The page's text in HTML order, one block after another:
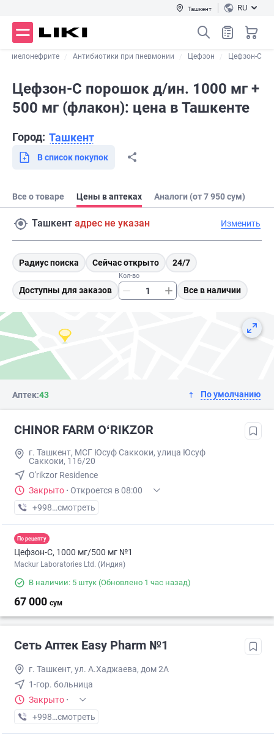
Ташкент RU
пиелонефрите Антибиотики при пневмонии Цефзон Цефзон-С
Цефзон-С порошок д/ин. 1000 мг +
500 мг (флакон): цена в Ташкенте
Город: Ташкент
В список покупок
Все о товаре Цены в аптеках Аналоги (от 7 950 сум)
Ташкент адрес не указан Изменить
Радиус поиска Сейчас открыто 24/7
Доступны для заказов
Кол-во
Все в наличии
Аптек:43 По умолчанию
CHINOR FARM OʻRIKZOR
г. Ташкент, МСГ Юсуф Саккоки, улица Юсуф
Саккоки, 116/20
O'rikzor Residence
Закрыто · Откроется в 08:00
+998 (77) XXX-XX-XX
смотреть
По рецепту
Цефзон-С, 1000 мг/500 мг №1
Mackur Laboratories Ltd. (Индия)
В наличии: 5 штук (Обновлено 1 час назад)
67 000 сум
Сеть Аптек Easy Pharm №1
г. Ташкент, ул. А.Хаджаева, дом 2А
1-гор. больница
Закрыто ·
+998 (94) XXX-XX-XX
смотреть